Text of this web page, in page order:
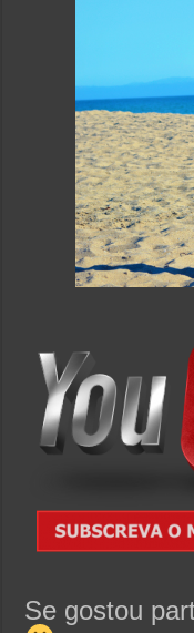
Se gostou